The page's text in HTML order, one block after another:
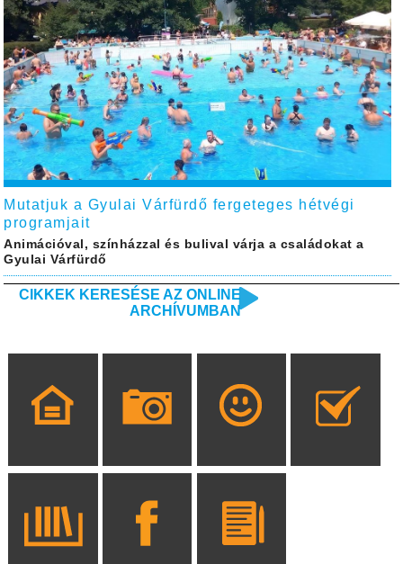
Mutatjuk a Gyulai Várfürdő fergeteges hétvégi
programjait
Animációval, színházzal és bulival várja a családokat a
Gyulai Várfürdő
CIKKEK KERESÉSE AZ ONLINE
ARCHÍVUMBAN